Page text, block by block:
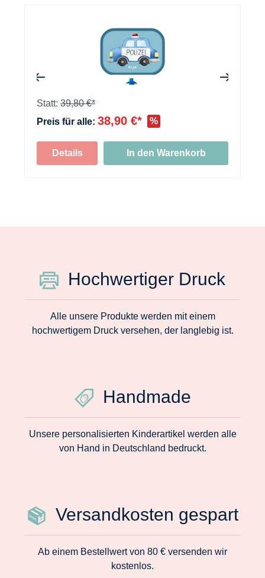
Statt: 39,80 €*
Preis für alle: 38,90 €* %
Details In den Warenkorb
Hochwertiger Druck
Alle unsere Produkte werden mit einem
hochwertigem Druck versehen, der langlebig ist.
Handmade
Unsere personalisierten Kinderartikel werden alle
von Hand in Deutschland bedruckt.
Versandkosten gespart
Ab einem Bestellwert von 80 € versenden wir
kostenlos.